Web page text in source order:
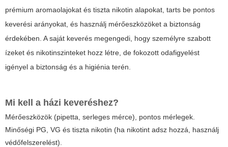
prémium aromaolajokat és tiszta nikotin alapokat, tarts be pontos
keverési arányokat, és használj mérőeszközöket a biztonság
érdekében. A saját keverés megengedi, hogy személyre szabott
ízeket és nikotinszinteket hozz létre, de fokozott odafigyelést
igényel a biztonság és a higiénia terén.
Mi kell a házi keveréshez?
Mérőeszközök (pipetta, serleges mérce), pontos mérlegek.
Minőségi PG, VG és tiszta nikotin (ha nikotint adsz hozzá, használj
védőfelszerelést).